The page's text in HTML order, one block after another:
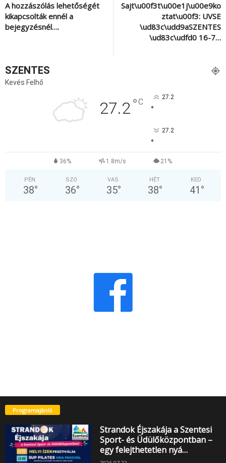
A hozzászólás lehetőségét
kikapcsolták ennél a
bejegyzésnél….
Sajt\u00f3t\u00e1j\u00e9ko
ztat\u00f3: UVSE
\ud83c\udd9aSZENTES
\ud83c\udfd0 16-7…
SZENTES
Kevés Felhő
27.2°C 27.2
°
27.2
°
36% 1.8m/s 21%
PÉN
38°
SZO
36°
VAS
35°
HÉT
38°
KED
41 °
Programajánló
Strandok Éjszakája a Szentesi
Sport- és Üdülőközpontban –
egy felejthetetlen nyá…